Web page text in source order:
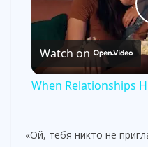
Watch on
When Relationships
«Ой, тебя никто не